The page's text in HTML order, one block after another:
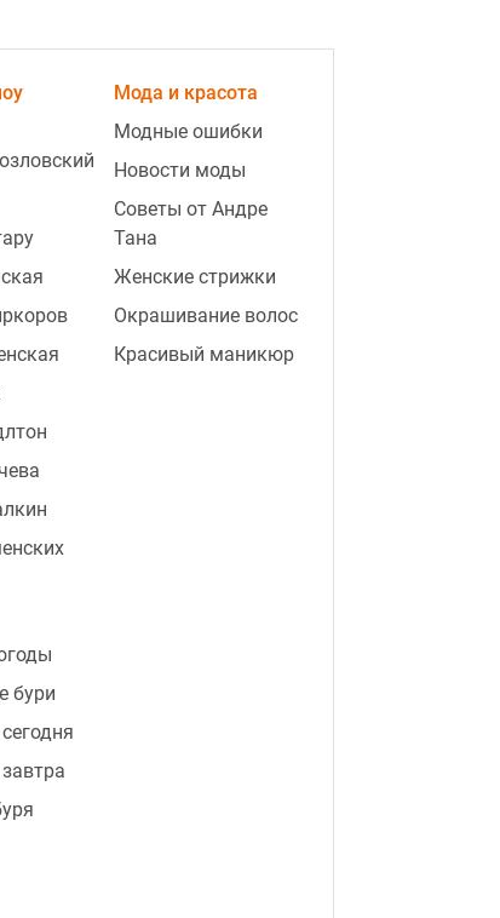
Мода и красота
Модные ошибки
Новости моды
Советы от Андре
Тана
Женские стрижки
Окрашивание волос
Красивый маникюр
бури